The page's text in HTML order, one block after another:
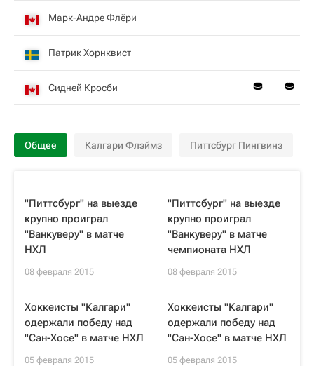
Марк-Андре Флёри
Патрик Хорнквист
Сидней Кросби
Общее Калгари Флэймз Питтсбург Пингвинз
"Питтсбург" на выезде
крупно проиграл
"Ванкуверу" в матче
НХЛ
08 февраля 2015
"Питтсбург" на выезде
крупно проиграл
"Ванкуверу" в матче
чемпионата НХЛ
08 февраля 2015
Хоккеисты "Калгари"
одержали победу над
"Сан-Хосе" в матче НХЛ
05 февраля 2015
Хоккеисты "Калгари"
одержали победу над
"Сан-Хосе" в матче НХЛ
05 февраля 2015